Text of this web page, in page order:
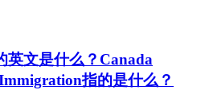
英文是什么？Canada
指的是什么？